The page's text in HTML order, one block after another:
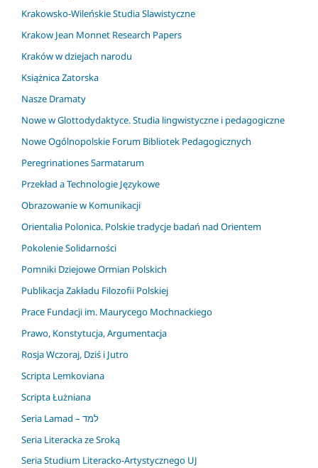
Krakowsko-Wileńskie Studia Slawistyczne
Krakow Jean Monnet Research Papers
Kraków w dziejach narodu
Książnica Zatorska
Nasze Dramaty
Nowe w Glottodydaktyce. Studia lingwistyczne i pedagogiczne
Nowe Ogólnopolskie Forum Bibliotek Pedagogicznych
Peregrinationes Sarmatarum
Przekład a Technologie Językowe
Obrazowanie w Komunikacji
Orientalia Polonica. Polskie tradycje badań nad Orientem
Pokolenie Solidarności
Pomniki Dziejowe Ormian Polskich
Publikacja Zakładu Filozofii Polskiej
Prace Fundacji im. Maurycego Mochnackiego
Prawo, Konstytucja, Argumentacja
Rosja Wczoraj, Dziś i Jutro
Scripta Lemkoviana
Scripta Łużniana
Seria Lamad – למד
Seria Literacka ze Sroką
Seria Studium Literacko-Artystycznego UJ